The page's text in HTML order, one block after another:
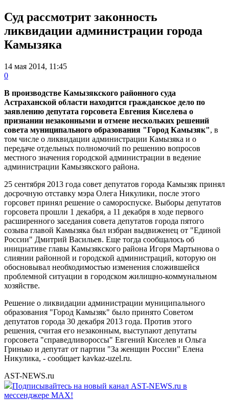
Суд рассмотрит законность
ликвидации администрации города
Камызяка
14 мая 2014, 11:45
0
В производстве Камызякского районного суда
Астраханской области находится гражданское дело по
заявлению депутата горсовета Евгения Киселева о
признании незаконными и отмене нескольких решений
совета муниципального образования "Город Камызяк", в
том числе о ликвидации администрации Камызяка и о
передаче отдельных полномочий по решению вопросов
местного значения городской администрации в ведение
администрации Камызякского района.
25 сентября 2013 года совет депутатов города Камызяк принял
досрочную отставку мэра Олега Никулики, после этого
горсовет принял решение о самороспуске. Выборы депутатов
горсовета прошли 1 декабря, а 11 декабря в ходе первого
расширенного заседания совета депутатов города пятого
созыва главой Камызяка был избран выдвиженец от "Единой
России" Дмитрий Васильев. Еще тогда сообщалось об
инициативе главы Камызякского района Игоря Мартынова о
слиянии районной и городской администраций, которую он
обосновывал необходимостью изменения сложившейся
проблемной ситуации в городском жилищно-коммунальном
хозяйстве.
Решение о ликвидации администрации муниципального
образования "Город Камызяк" было принято Советом
депутатов города 30 декабря 2013 года. Против этого
решения, считая его незаконным, выступают депутаты
горсовета "справедливороссы" Евгений Киселев и Ольга
Гринько и депутат от партии "За женщин России" Елена
Никулика, - сообщает kavkaz-uzel.ru.
AST-NEWS.ru
Подписывайтесь на новый канал AST-NEWS.ru в
мессенджере MAX!